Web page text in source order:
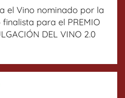
el Vino nominado por la
para el PREMIO
DEL VINO 2.0